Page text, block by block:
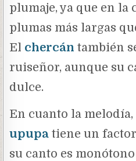
plumaje, ya que en la
plumas más largas
El chercán también
ruiseñor, aunque su
dulce.
En cuanto la melodía,
upupa tiene un
su canto es